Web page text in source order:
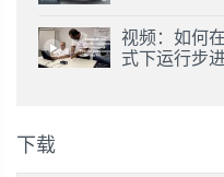
视频：如何
式下运行步
下载